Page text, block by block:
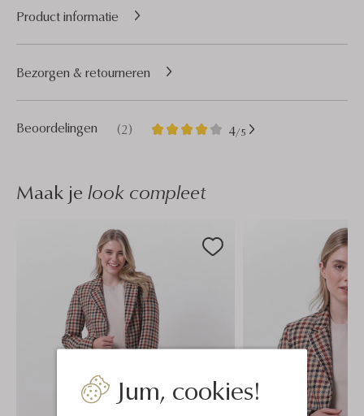
Jum, cookies!
Product informatie
Beoordelingen (2) 4/5
2
4
Bezorgen & retourneren
Maak je look compleet